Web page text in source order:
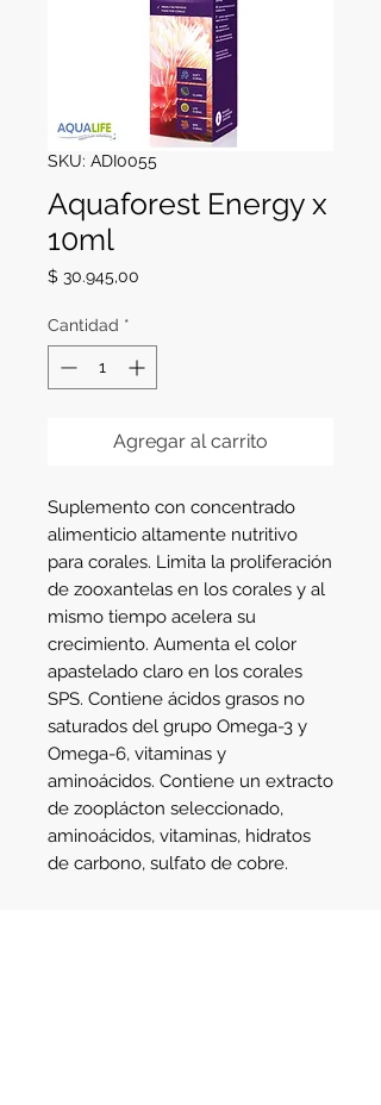
SKU: ADI0055
Aquaforest Energy x
10ml
$ 30.945,00
Cantidad *
Agregar al carrito
Suplemento con concentrado
alimenticio altamente nutritivo
para corales. Limita la proliferación
de zooxantelas en los corales y al
mismo tiempo acelera su
crecimiento. Aumenta el color
apastelado claro en los corales
SPS. Contiene ácidos grasos no
saturados del grupo Omega-3 y
Omega-6, vitaminas y
aminoácidos. Contiene un extracto
de zooplácton seleccionado,
aminoácidos, vitaminas, hidratos
de carbono, sulfato de cobre.